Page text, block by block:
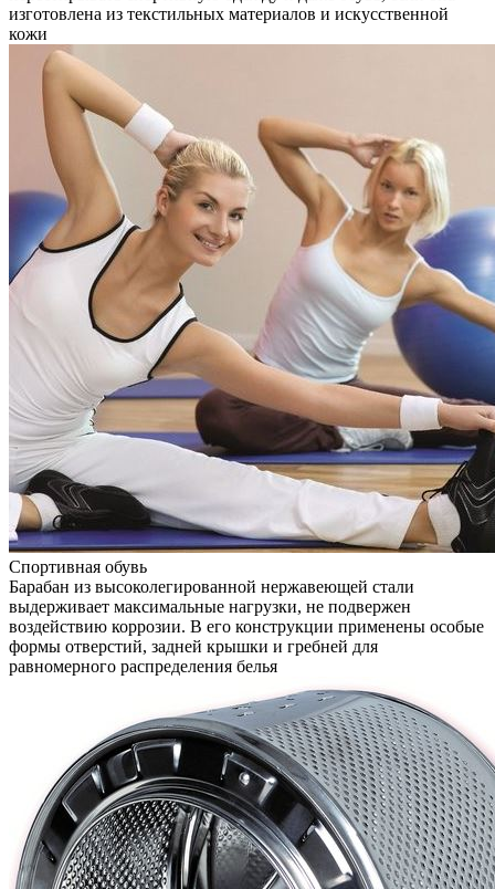
изготовлена из текстильных материалов и искусственной
кожи
Спортивная обувь
Барабан из высоколегированной нержавеющей стали
выдерживает максимальные нагрузки, не подвержен
воздействию коррозии. В его конструкции применены особые
формы отверстий, задней крышки и гребней для
равномерного распределения белья